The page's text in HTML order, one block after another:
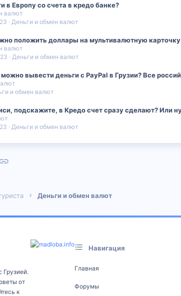
в Европу со счета в кредо банке?
валют
Деньги и обмен валют
положить доллары на мультивалютную
валют
Деньги и обмен валют
вывести деньги с PayPal в Грузии? Все
и обмен валют
подскажите, в Кредо счет сразу сделают? Или
Деньги и обмен валют
почта
Деньги и обмен валют
Грузией.
от
к
Навигация
Главная
Форумы